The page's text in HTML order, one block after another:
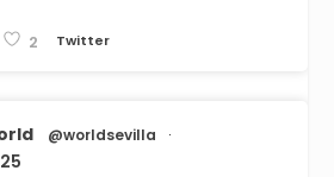
2 Twitter
@worldsevilla ·